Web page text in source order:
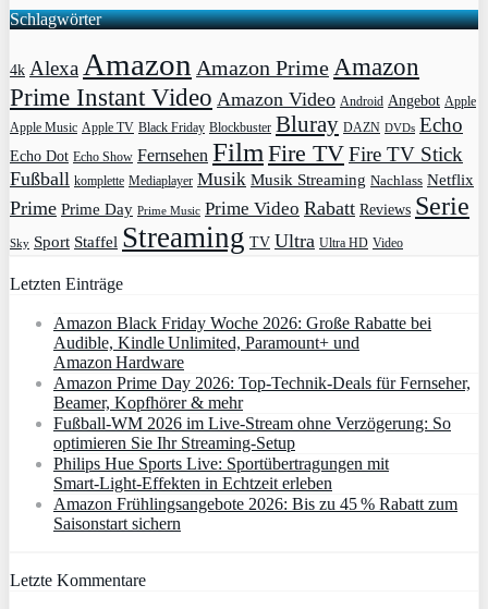
Schlagwörter
4k AlexaAmazon Amazon PrimeAmazon
Prime Instant Video Amazon Video Android Angebot Apple
Apple Music Apple TV Black Friday Blockbuster Bluray DAZN DVDs Echo
Echo Dot Echo Show Fernsehen FilmFire TVFire TV Stick
Fußball komplette Mediaplayer Musik Musik Streaming Nachlass Netflix
Prime Prime Day Prime Music Prime Video Rabatt Reviews Serie
Sky Sport Staffel Streaming TV Ultra Ultra HD Video
Letzten Einträge
Amazon Black Friday Woche 2026: Große Rabatte bei
Audible, Kindle Unlimited, Paramount+ und
Amazon Hardware
Amazon Prime Day 2026: Top-Technik-Deals für Fernseher,
Beamer, Kopfhörer & mehr
Fußball-WM 2026 im Live-Stream ohne Verzögerung: So
optimieren Sie Ihr Streaming-Setup
Philips Hue Sports Live: Sportübertragungen mit
Smart‑Light‑Effekten in Echtzeit erleben
Amazon Frühlingsangebote 2026: Bis zu 45 % Rabatt zum
Saisonstart sichern
Letzte Kommentare